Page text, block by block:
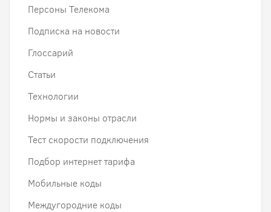
Персоны Телекома
Подписка на новости
Глоссарий
Статьи
Технологии
Нормы и законы отрасли
Тест скорости подключения
Подбор интернет тарифа
Мобильные коды
Междугородние коды